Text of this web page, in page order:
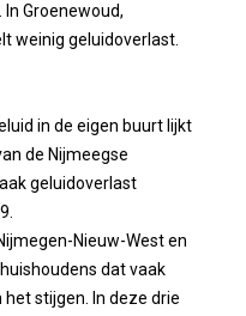
Groenewoud,
weinig geluidoverlast.
in de eigen buurt lijkt
de Nijmeegse
geluidoverlast
Nieuw-West en
dat vaak
stijgen. In deze drie